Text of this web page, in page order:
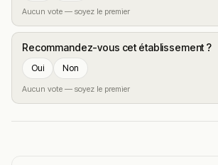
Aucun vote — soyez le premier
Recommandez-vous cet établissement ?
Oui Non
Aucun vote — soyez le premier